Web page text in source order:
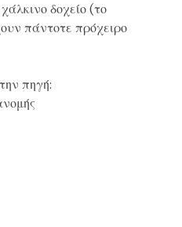
δοχείο (το
πάντοτε πρόχειρο
πηγή: